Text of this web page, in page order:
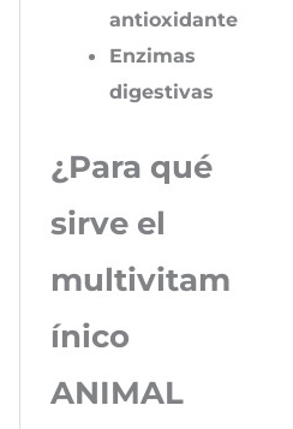
antioxidante
Enzimas
digestivas
¿Para qué
sirve el
multivitam
ínico
ANIMAL